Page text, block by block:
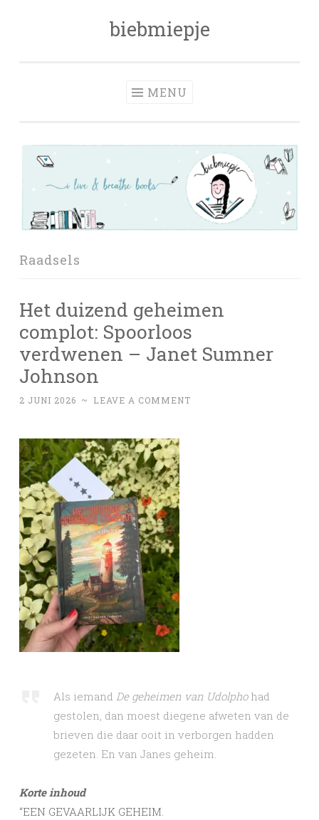
biebmiepje
MENU
Raadsels
Het duizend geheimen
complot: Spoorloos
verdwenen – Janet Sumner
Johnson
2 JUNI 2026 ~ LEAVE A COMMENT
Als iemand De geheimen van Udolphohad
gestolen, dan moest diegene afweten van de
brieven die daar ooit in verborgen hadden
gezeten. En van Janes geheim.
Korte inhoud
“EEN GEVAARLIJK GEHEIM.